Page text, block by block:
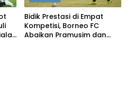
Bidik Prestasi di Empat
Kompetisi, Borneo FC
Abaikan Pramusim dan